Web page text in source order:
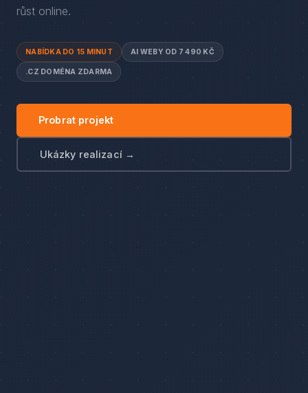
růst online.
NABÍDKA DO 15 MINUT AI WEBY OD 7 490 KČ
.CZ DOMÉNA ZDARMA
Probrat projekt
Ukázky realizací →